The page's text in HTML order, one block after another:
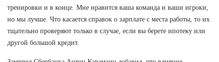
тренировки и в конце. Мне нравится ваша команда и ваши игроки,
но мы лучше. Что касается справок о зарплате с места работы, то их
тщательно проверяют только в случае, если вы берете ипотеку или
другой большой кредит.